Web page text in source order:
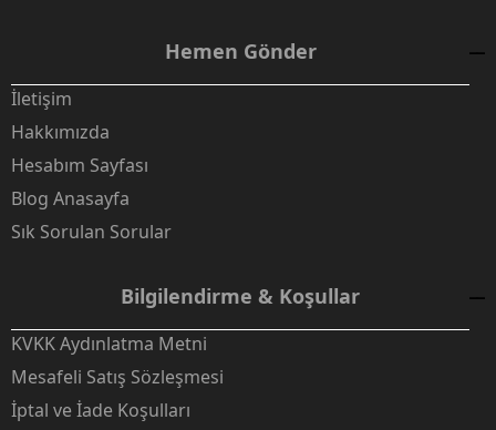
Hemen Gönder
İletişim
Hakkımızda
Hesabım Sayfası
Blog Anasayfa
Sık Sorulan Sorular
Bilgilendirme & Koşullar
KVKK Aydınlatma Metni
Mesafeli Satış Sözleşmesi
İptal ve İade Koşulları